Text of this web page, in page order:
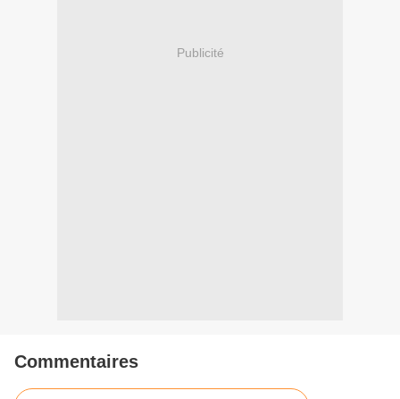
Publicité
Commentaires